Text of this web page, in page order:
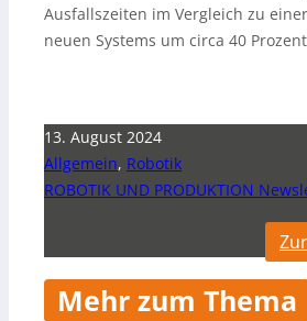
Ausfallszeiten im Vergleich zu
neuen Systems um circa 40
13. August 2024
Allgemein, Robotik
ROBOTIK UND PRODUKTION
Mehr zum Thema